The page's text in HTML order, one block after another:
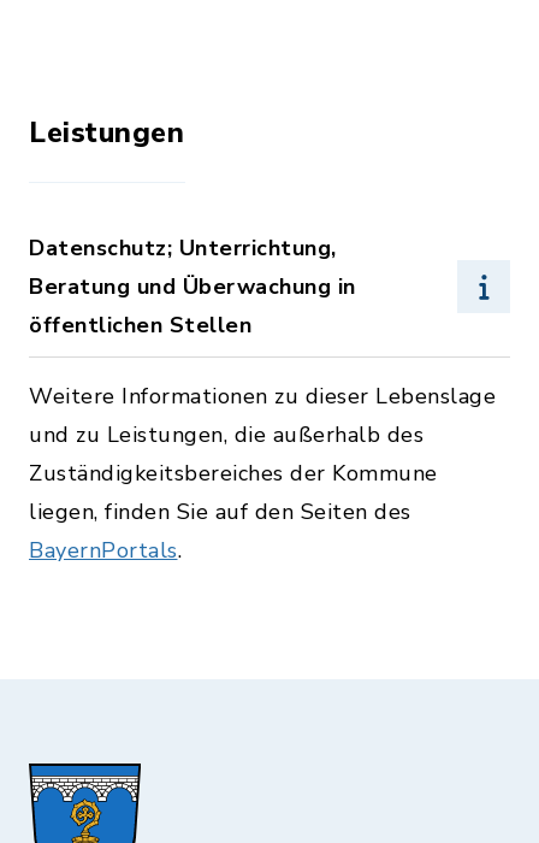
Leistungen
Datenschutz; Unterrichtung,
Beratung und Überwachung in
öffentlichen Stellen
Weitere Informationen zu dieser Lebenslage
und zu Leistungen, die außerhalb des
Zuständigkeitsbereiches der Kommune
liegen, finden Sie auf den Seiten des
BayernPortals.